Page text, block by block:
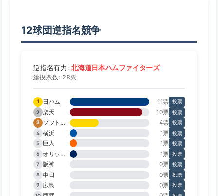
12球団逆指名競争
逆指名有力: 北海道日本ハムファイターズ
総投票数: 28票
1 日ハム 11票 投票
2 楽天 10票 投票
3
ソフトバンク 4票 投票
4 横浜 1票 投票
5
巨人 1票 投票
6
オリックス 1票 投票
7 阪神 0票 投票
8 中日 0票 投票
9
広島 0票 投票